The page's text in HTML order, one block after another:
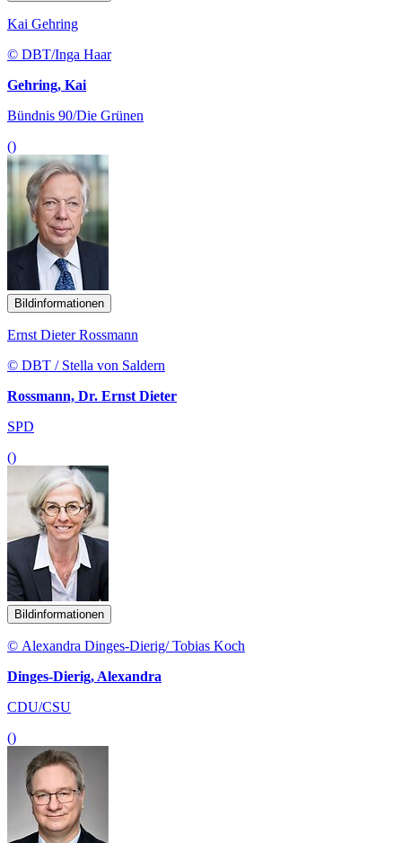
Kai Gehring
© DBT/Inga Haar
Gehring, Kai
Bündnis 90/Die Grünen
()
Bildinformationen
Ernst Dieter Rossmann
© DBT / Stella von Saldern
Rossmann, Dr. Ernst Dieter
SPD
()
Bildinformationen
© Alexandra Dinges-Dierig/ Tobias Koch
Dinges-Dierig, Alexandra
CDU/CSU
()